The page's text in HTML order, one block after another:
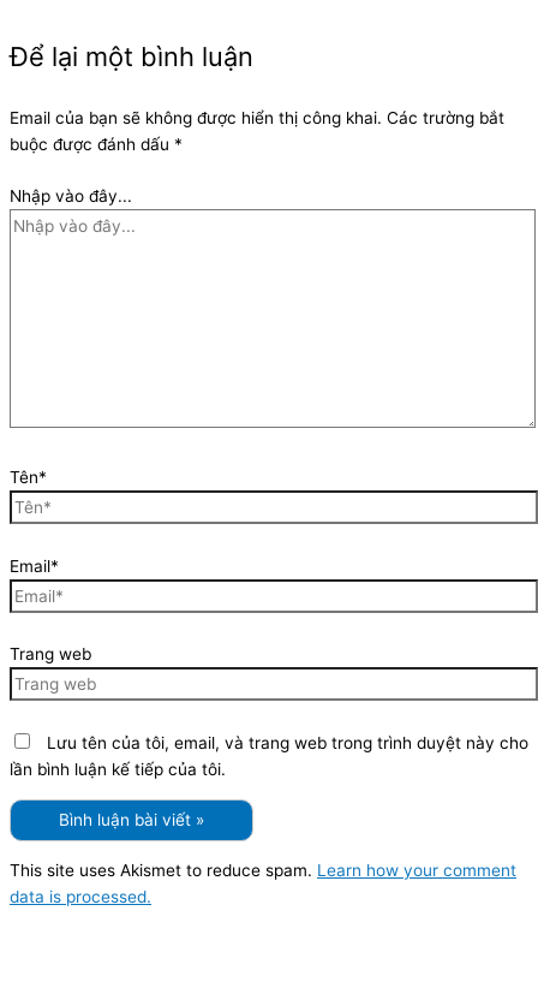
Để lại một bình luận
Email của bạn sẽ không được hiển thị công khai. Các trường bắt
buộc được đánh dấu *
Nhập vào đây...
Tên*
Email*
Trang web
Lưu tên của tôi, email, và trang web trong trình duyệt này cho
lần bình luận kế tiếp của tôi.
This site uses Akismet to reduce spam. Learn how your comment
data is processed.